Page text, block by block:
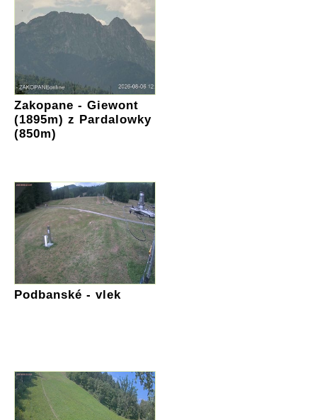
Zakopane - Giewont
(1895m) z Pardalowky
(850m)
Podbanské - vlek